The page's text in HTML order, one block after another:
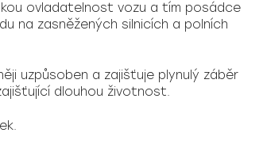
ovladatelnost vozu a tím posádce
na zasněžených silnicích a polních
uzpůsoben a zajišťuje plynulý záběr
dlouhou životnost.